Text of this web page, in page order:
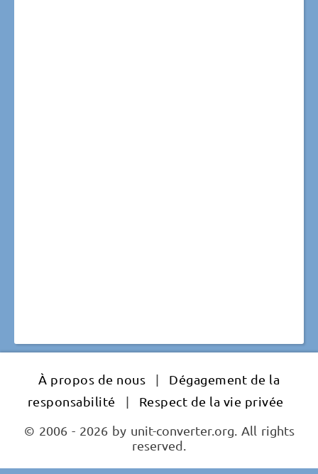
À propos de nous |
Dégagement de la
responsabilité
|
Respect de la vie privée
© 2006 - 2026 by unit-converter.org. All rights
reserved.